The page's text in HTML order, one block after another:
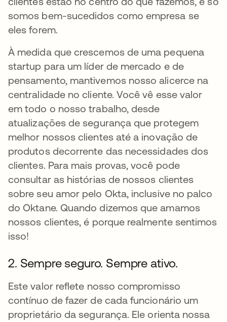
somos bem-sucedidos como empresa se
eles forem.
À medida que crescemos de uma pequena
startup para um líder de mercado e de
pensamento, mantivemos nosso alicerce na
centralidade no cliente. Você vê esse valor
em todo o nosso trabalho, desde
atualizações de segurança que protegem
melhor nossos clientes até a inovação de
produtos decorrente das necessidades dos
clientes. Para mais provas, você pode
consultar as histórias de nossos clientes
sobre seu amor pelo Okta, inclusive no palco
do Oktane. Quando dizemos que amamos
nossos clientes, é porque realmente sentimos
isso!
2. Sempre seguro. Sempre ativo.
Este valor reflete nosso compromisso
contínuo de fazer de cada funcionário um
proprietário da segurança. Ele orienta nossa